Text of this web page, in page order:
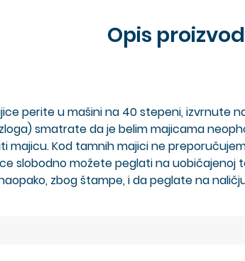
Opis
Majice perite u mašini na 40 stepeni,
smatrate da je belim majicama
majicu. Kod tamnih majici ne
slobodno možete peglati na
zbog štampe, i da peglate na